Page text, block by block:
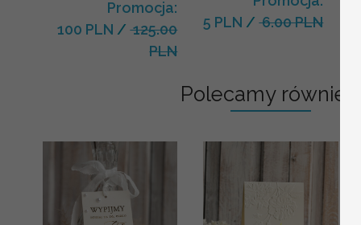
Promocja:
100 PLN /125.00
PLN
5 PLN /6.00 PLN
Polecamy również: